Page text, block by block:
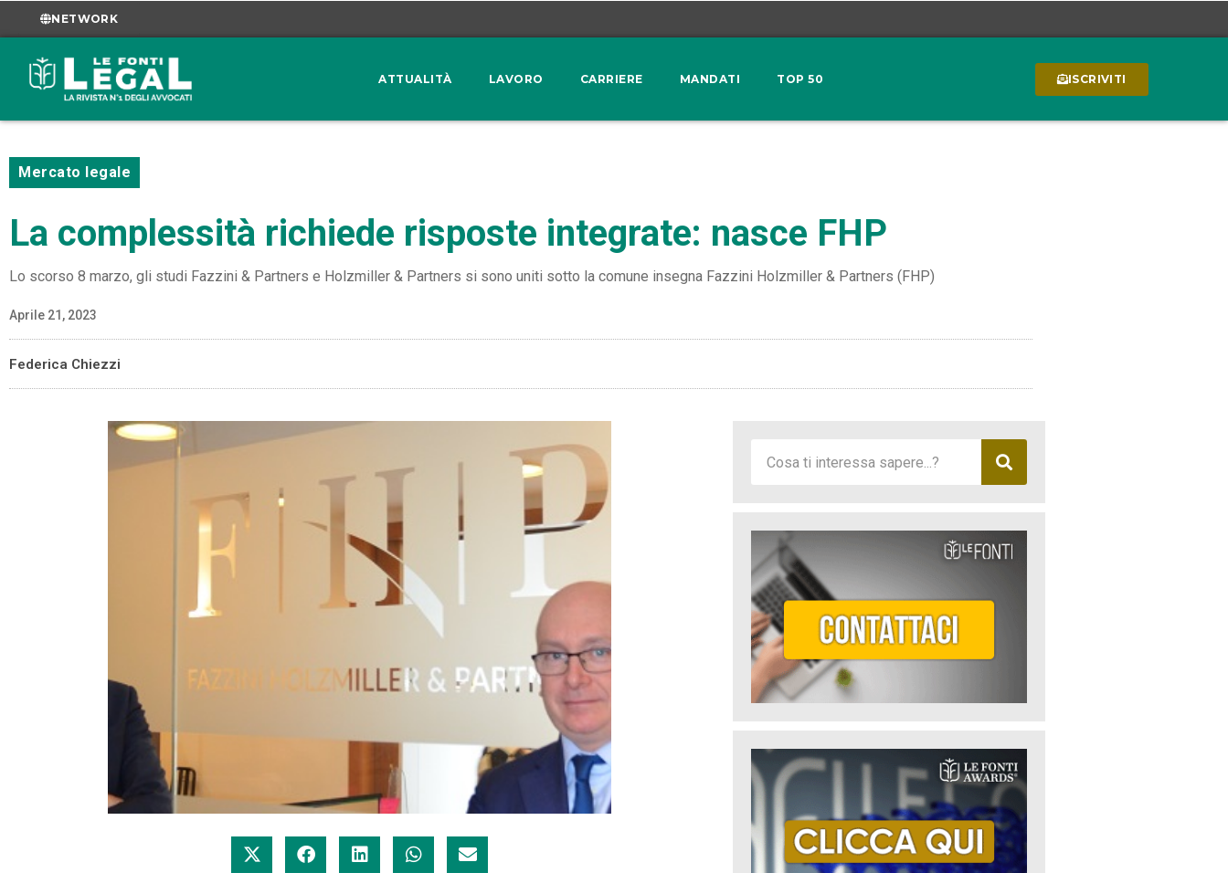
NETWORK
ATTUALITÀ LAVORO CARRIERE MANDATI TOP 50 ISCRIVITI
Mercato legale
La complessità richiede risposte integrate: nasce FHP
Lo scorso 8 marzo, gli studi Fazzini & Partners e Holzmiller & Partners si sono uniti sotto la comune insegna Fazzini Holzmiller & Partners (FHP)
Aprile 21, 2023
Federica Chiezzi